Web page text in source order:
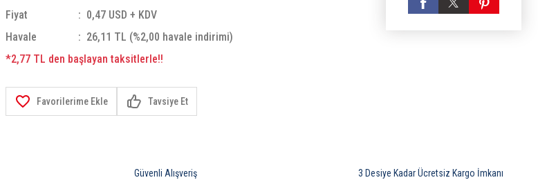
Fiyat
0,47 USD + KDV
Havale
26,11 TL (%2,00 havale indirimi)
*2,77 TL den başlayan taksitlerle!!
Tavsiye Et
3 Desiye Kadar Ücretsiz Kargo İmkanı
Güvenli Alışveriş